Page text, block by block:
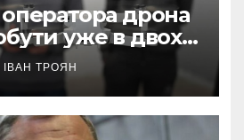
дрона
уже в двох
ІВАН ТРОЯН